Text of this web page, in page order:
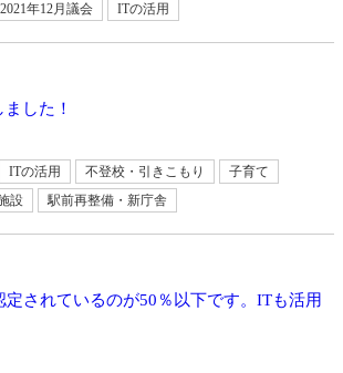
2021年12月議会 ITの活用
した！
ITの活用 不登校・引きこもり
子育て
設 駅前再整備・新庁舎
定されているのが50％以下です。ITも活用